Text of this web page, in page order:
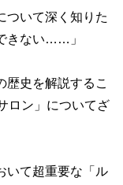
ついて深く知りた
きない……」
歴史を解説するこ
ロン」についてざ
いて超重要な「ル